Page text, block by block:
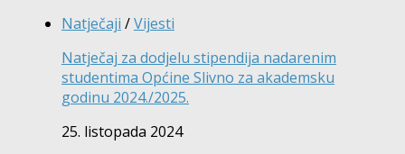
Natječaji /Vijesti
Natječaj za dodjelu stipendija nadarenim
studentima Općine Slivno za akademsku
godinu 2024./2025.
25. listopada 2024